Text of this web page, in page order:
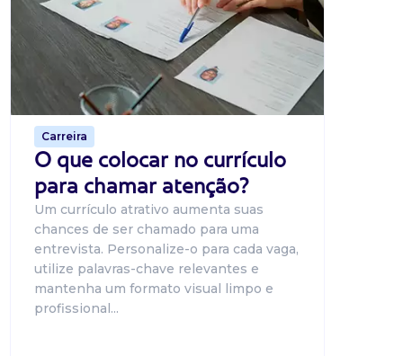
Carreira
O que colocar no currículo
para chamar atenção?
Um currículo atrativo aumenta suas
chances de ser chamado para uma
entrevista. Personalize-o para cada vaga,
utilize palavras-chave relevantes e
mantenha um formato visual limpo e
profissional...